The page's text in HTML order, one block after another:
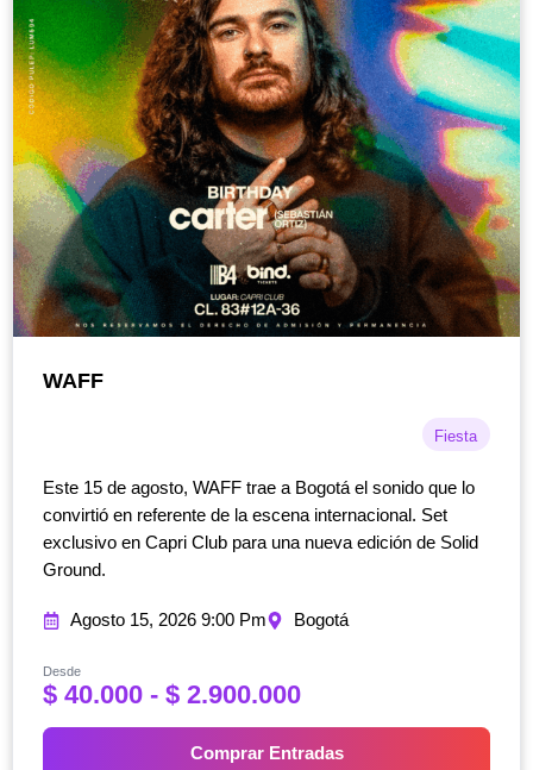
WAFF
Fiesta
Este 15 de agosto, WAFF trae a Bogotá el sonido que lo
convirtió en referente de la escena internacional. Set
exclusivo en Capri Club para una nueva edición de Solid
Ground.
Agosto 15, 2026 9:00 Pm Bogotá
Desde
$40.000 - $2.900.000R
n
Comprar Entradas